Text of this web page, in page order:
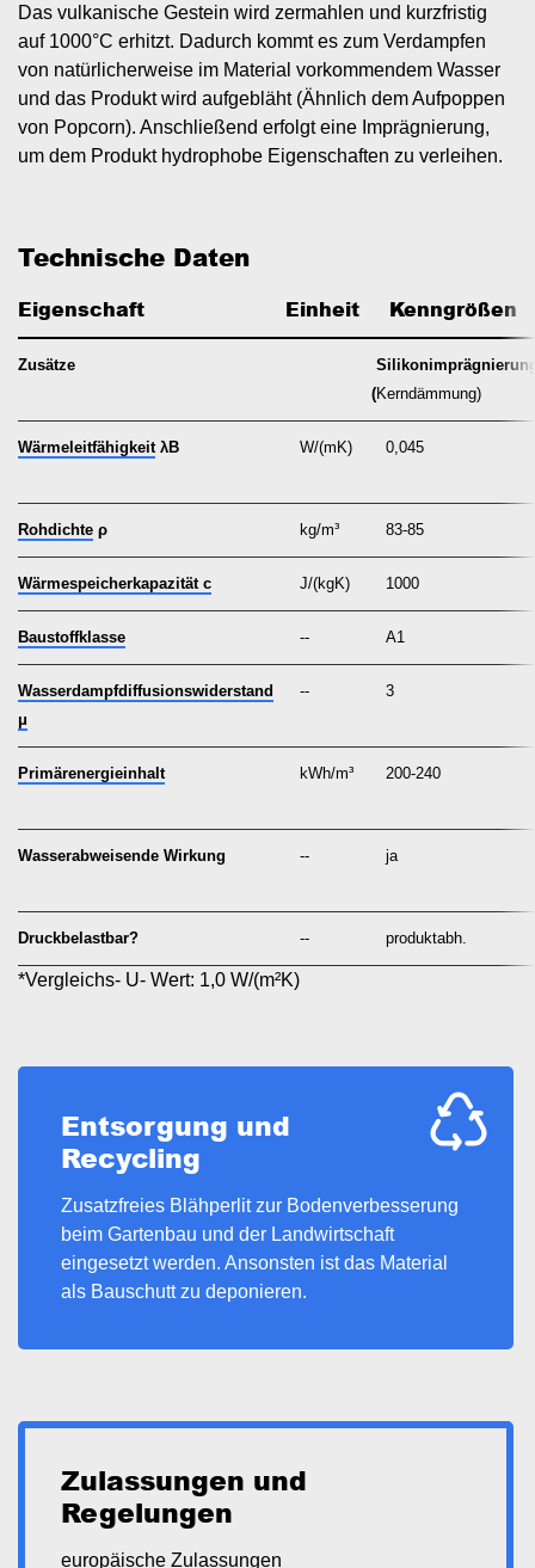
Das vulkanische Gestein wird zermahlen und kurzfristig
auf 1000°C erhitzt. Dadurch kommt es zum Verdampfen
von natürlicherweise im Material vorkommendem Wasser
und das Produkt wird aufgebläht (Ähnlich dem Aufpoppen
von Popcorn). Anschließend erfolgt eine Imprägnierung,
um dem Produkt hydrophobe Eigenschaften zu verleihen.
Technische Daten
Eigenschaft Einheit Kenngrößen
Zusätze
(Kerndämmung)
Wärmeleitfähigkeit λB W/(mK) 0,045
Rohdichte ρ kg/m³ 83-85
Wärmespeicherkapazität c J/(kgK) 1000
Baustoffklasse -- A1
Wasserdampfdiffusionswiderstand
μ
-- 3
Primärenergieinhalt kWh/m³ 200-240
Wasserabweisende Wirkung -- ja
Druckbelastbar? -- produktabh.
*Vergleichs- U- Wert: 1,0 W/(m²K)
Entsorgung und
Recycling
Zusatzfreies Blähperlit zur Bodenverbesserung
beim Gartenbau und der Landwirtschaft
eingesetzt werden. Ansonsten ist das Material
als Bauschutt zu deponieren.
Zulassungen und
Regelungen
europäische Zulassungen